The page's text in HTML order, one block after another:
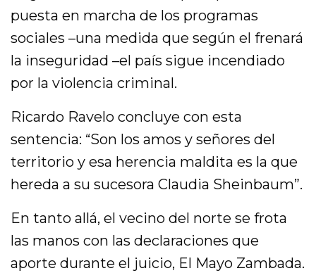
puesta en marcha de los programas
sociales –una medida que según el frenará
la inseguridad –el país sigue incendiado
por la violencia criminal.
Ricardo Ravelo concluye con esta
sentencia: “Son los amos y señores del
territorio y esa herencia maldita es la que
hereda a su sucesora Claudia Sheinbaum”.
En tanto allá, el vecino del norte se frota
las manos con las declaraciones que
aporte durante el juicio, El Mayo Zambada.